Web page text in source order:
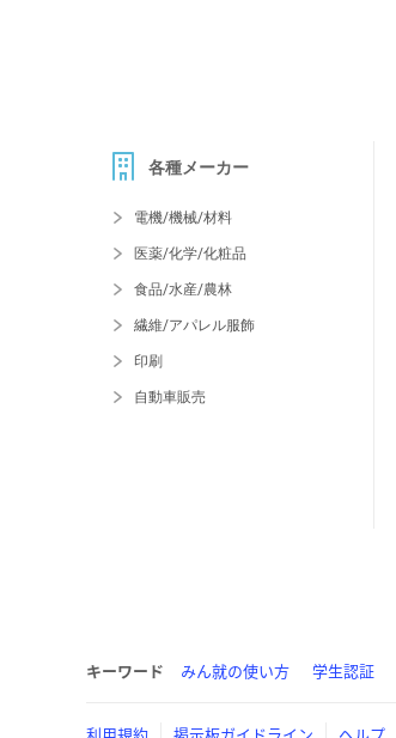
各種メーカー
電機/機械/材料
医薬/化学/化粧品
食品/水産/農林
繊維/アパレル服飾
印刷
自動車販売
キーワード みん就の使い方 学生認証